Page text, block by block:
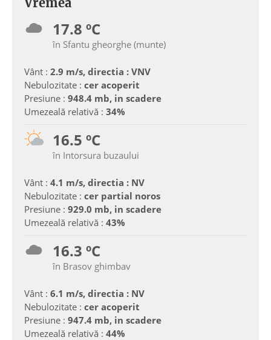
17.8 ºC
în Sfantu gheorghe (munte)
Vânt : 2.9 m/s, directia : VNV
Nebulozitate : cer acoperit
Presiune : 948.4 mb, in scadere
Umezeală relativă : 34%
16.5 ºC
în Intorsura buzaului
Vânt : 4.1 m/s, directia : NV
Nebulozitate : cer partial noros
Presiune : 929.0 mb, in scadere
Umezeală relativă : 43%
16.3 ºC
în Brasov ghimbav
Vânt : 6.1 m/s, directia : NV
Nebulozitate : cer acoperit
Presiune : 947.4 mb, in scadere
Umezeală relativă : 44%